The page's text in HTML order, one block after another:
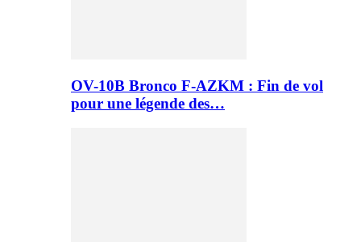
OV-10B Bronco F-AZKM : Fin de vol
pour une légende des…